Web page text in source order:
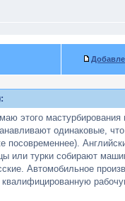
этого мастурбирования
одинаковые,
посовременнее).
или турки собирают
Автомобильное